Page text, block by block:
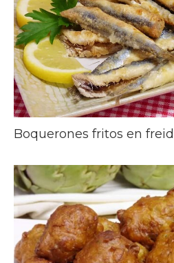
Boquerones fritos en